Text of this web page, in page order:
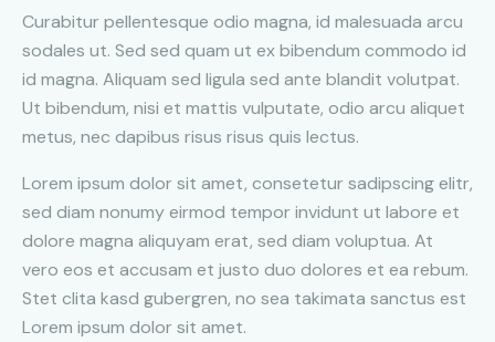
Curabitur pellentesque odio magna, id malesuada arcu
sodales ut. Sed sed quam ut ex bibendum commodo id
id magna. Aliquam sed ligula sed ante blandit volutpat.
Ut bibendum, nisi et mattis vulputate, odio arcu aliquet
metus, nec dapibus risus risus quis lectus.
Lorem ipsum dolor sit amet, consetetur sadipscing elitr,
sed diam nonumy eirmod tempor invidunt ut labore et
dolore magna aliquyam erat, sed diam voluptua. At
vero eos et accusam et justo duo dolores et ea rebum.
Stet clita kasd gubergren, no sea takimata sanctus est
Lorem ipsum dolor sit amet.